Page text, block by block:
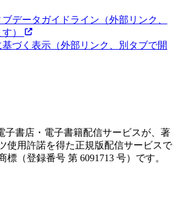
データガイドライン （外部リンク、
）
づく表示 （外部リンク、別タブで開
子書店・電子書籍配信サービスが、著
使用許諾を得た正規版配信サービスで
標（登録番号 第 6091713 号）です。